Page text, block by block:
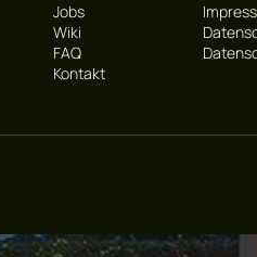
Jobs
Wiki
FAQ
Kontakt